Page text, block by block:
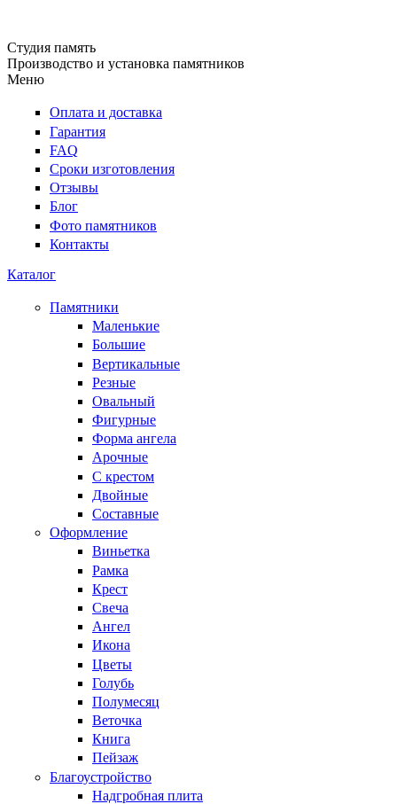
Студия память
Производство и установка памятников
Меню
Оплата и доставка
Гарантия
FAQ
Сроки изготовления
Отзывы
Блог
Фото памятников
Контакты
Каталог
Памятники
Маленькие
Большие
Вертикальные
Резные
Овальный
Фигурные
Форма ангела
Арочные
С крестом
Двойные
Составные
Оформление
Виньетка
Рамка
Крест
Свеча
Ангел
Икона
Цветы
Голубь
Полумесяц
Веточка
Книга
Пейзаж
Благоустройство
Надгробная плита